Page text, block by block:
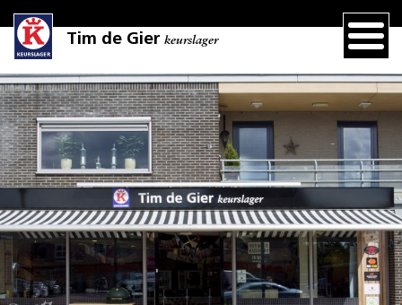
Tim de Gier keurslager
Verse maaltijden
Uit eigen keuken
Lees meer